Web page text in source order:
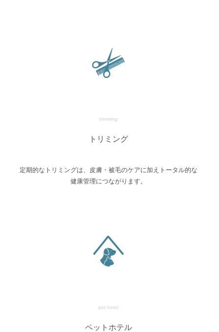
trimming
トリミング
定期的なトリミングは、皮膚・被毛のケアに加えトータル的な
健康管理につながります。
pet hotel
ペットホテル